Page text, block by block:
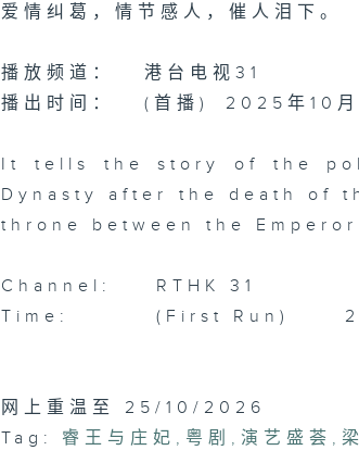
爱情纠葛，情节感人，催人泪下。
播放频道：
港台电视31
播出时间：
(首播) 2025年10
It tells the story of the
Dynasty after the death of
throne between the
Channel:
RTHK 31
Time:
(First Run)
网上重温至 25/10/2026
Tag:
睿王与庄妃 , 粤剧 , 演艺盛荟 ,